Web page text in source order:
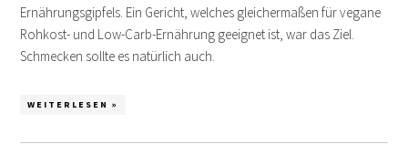
Ernährungsgipfels. Ein Gericht, welches gleichermaßen für vegane
Rohkost- und Low-Carb-Ernährung geeignet ist, war das Ziel.
Schmecken sollte es natürlich auch.
WEITERLESEN »